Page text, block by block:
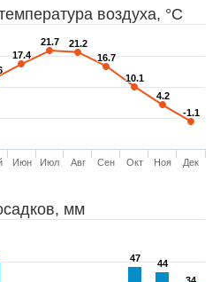
воздуха, °C
17.4
17.4
21.7
21.7 21.2
21.2
16.7
16.7
10.1
10.1
4.2
4.2
-1.1
-1.1
Июн Июл Авг Сен Окт Ноя Дек
мм
47
47 44
44